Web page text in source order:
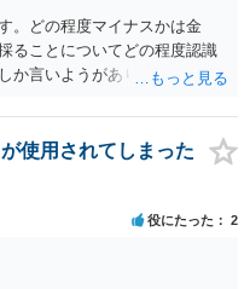
。どの程度マイナスかは金
ることについてどの程度認識
か言いようがありません。 と
勧めします。
使用されてしまった
役にたった 2